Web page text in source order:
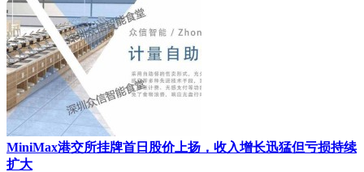
MiniMax港交所挂牌首日股价上扬，收入增长迅猛但亏损持续
扩大